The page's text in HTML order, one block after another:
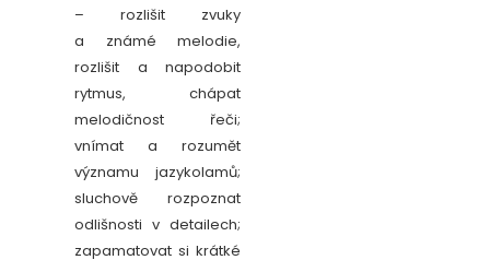
– rozlišit zvuky
a známé melodie,
rozlišit a napodobit
rytmus, chápat
melodičnost řeči;
vnímat a rozumět
významu jazykolamů;
sluchově rozpoznat
odlišnosti v detailech;
zapamatovat si krátké